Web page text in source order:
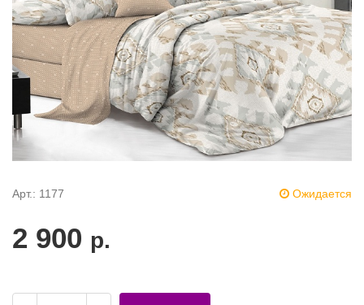
Арт.: 1177 Ожидается
2 900 р.